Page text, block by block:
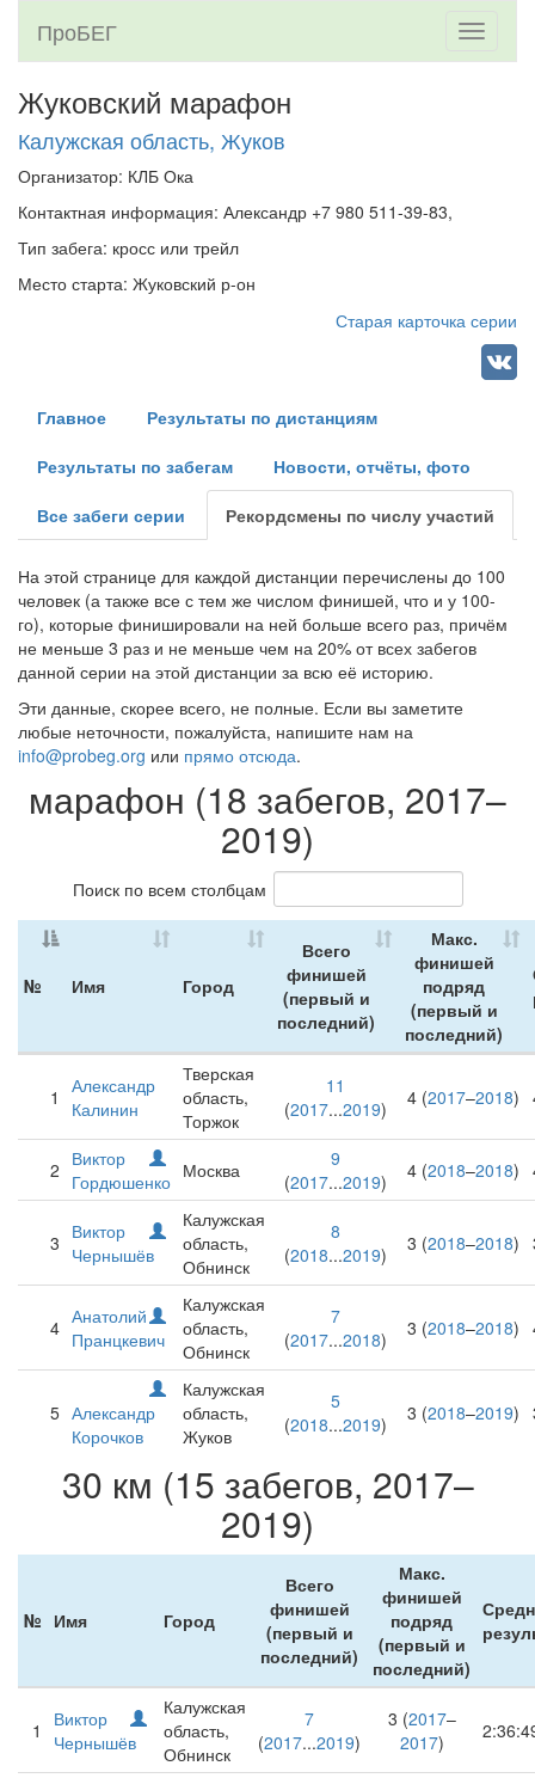
Toggle
ПроБЕГ
Жуковский марафон
Калужская область, Жуков
Организатор: КЛБ Ока
Контактная информация: Александр +7 980 511-39-83,
Тип забега: кросс или трейл
Место старта: Жуковский р-он
Старая карточка серии
Главное Результаты по дистанциям
Результаты по забегам Новости, отчёты, фото
Все забеги серии Рекордсмены по числу участий
На этой странице для каждой дистанции перечислены до 100
человек (а также все с тем же числом финишей, что и у 100-
го), которые финишировали на ней больше всего раз, причём
не меньше 3 раз и не меньше чем на 20% от всех забегов
данной серии на этой дистанции за всю её историю.
Эти данные, скорее всего, не полные. Если вы заметите
любые неточности, пожалуйста, напишите нам на
info@probeg.org или прямо отсюда.
марафон (18 забегов, 2017–
2019)
Поиск по всем столбцам
№ Имя Город
Всего
финишей
(первый и
последний)
Макс.
финишей
подряд
(первый и
последний)
1
Александр
Калинин
Тверская
область,
Торжок
11
(2017...2019) 4 (2017–2018)
2 Виктор
Гордюшенко Москва
9
(2017...2019) 4 (2018–2018)
3 Виктор
Чернышёв
Калужская
область,
Обнинск
8
(2018...2019) 3 (2018–2018)
4 Анатолий
Пранцкевич
Калужская
область,
Обнинск
7
(2017...2018) 3 (2018–2018)
5 Александр
Корочков
Калужская
область,
Жуков
5
(2018...2019) 3 (2018–2019)
30 км (15 забегов, 2017–
2019)
№ Имя Город
Всего
финишей
(первый и
последний)
Макс.
финишей
подряд
(первый и
последний)
1
Виктор
Чернышёв
Калужская
область,
Обнинск
7
(2017...2019)
3 (2017–
2017)